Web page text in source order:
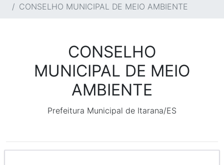
CONSELHO MUNICIPAL DE MEIO AMBIENTE
CONSELHO
MUNICIPAL DE MEIO
AMBIENTE
Prefeitura Municipal de Itarana/ES